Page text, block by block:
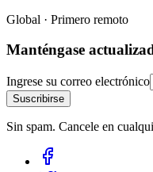
Global · Primero remoto
Manténgase
Ingrese su correo electrónico
Suscribirse
Sin spam. Cancele en